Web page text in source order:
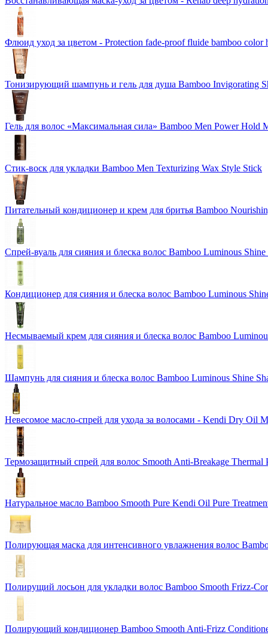
Флюид уход за цветом - Protection fade-proof fluide bamboo color
Тонизирующий шампунь и гель для душа Bamboo Invigorating
Гель для волос «Максимальная сила» Bamboo Men Power Hold
Стик-воск для укладки Bamboo Men Texturizing Wax Style Stick
Питательный кондиционер и крем для бритья Bamboo
Спрей-вуаль для сияния и блеска волос Bamboo Luminous
Кондиционер для сияния и блеска волос Bamboo Luminous
Несмываемый крем для сияния и блеска волос Bamboo
Шампунь для сияния и блеска волос Bamboo Luminous Shine
Невесомое масло-спрей для ухода за волосами - Kendi Dry Oil
Термозащитный спрей для волос Smooth Anti-Breakage Thermal
Натуральное масло Bamboo Smooth Pure Kendi Oil Pure
Полирующая маска для интенсивного увлажнения волос
Полирущий лосьон для укладки волос Bamboo Smooth Frizz-
Полирующий кондиционер Bamboo Smooth Anti-Frizz